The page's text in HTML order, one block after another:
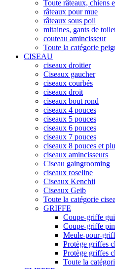
Toute râteaux, chiens
râteaux pour mue
râteaux sous poil
mitaines, gants de
couteau amincisseur
Toute la catégorie
CISEAU
ciseaux droitier
Ciseaux gaucher
ciseaux courbés
ciseaux droit
ciseaux bout rond
ciseaux 4 pouces
ciseaux 5 pouces
ciseaux 6 pouces
ciseaux 7 pouces
ciseaux 8 pouces et
ciseaux amincisseurs
Ciseau gaingrooming
ciseaux roseline
Ciseaux Kenchii
Ciseaux Geib
Toute la catégorie
GRIFFE
Coupe-griffe
Coupe-griffe
Meule-pour-
Protège griffes
Protège griffes
Toute la